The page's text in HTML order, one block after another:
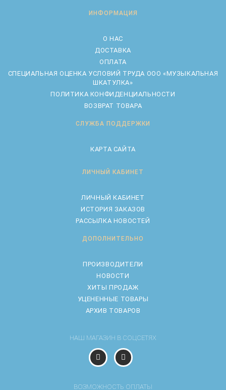
ИНФОРМАЦИЯ
О НАС
ДОСТАВКА
ОПЛАТА
CПЕЦИАЛЬНАЯ ОЦЕНКА УСЛОВИЙ ТРУДА ООО «МУЗЫКАЛЬНАЯ
ШКАТУЛКА»
ПОЛИТИКА КОНФИДЕНЦИАЛЬНОСТИ
ВОЗВРАТ ТОВАРА
СЛУЖБА ПОДДЕРЖКИ
КАРТА САЙТА
ЛИЧНЫЙ КАБИНЕТ
ЛИЧНЫЙ КАБИНЕТ
ИСТОРИЯ ЗАКАЗОВ
РАССЫЛКА НОВОСТЕЙ
ДОПОЛНИТЕЛЬНО
ПРОИЗВОДИТЕЛИ
НОВОСТИ
ХИТЫ ПРОДАЖ
УЦЕНЕННЫЕ ТОВАРЫ
АРХИВ ТОВАРОВ
НАШ МАГАЗИН В СОЦСЕТЯХ
ВОЗМОЖНОСТЬ ОПЛАТЫ